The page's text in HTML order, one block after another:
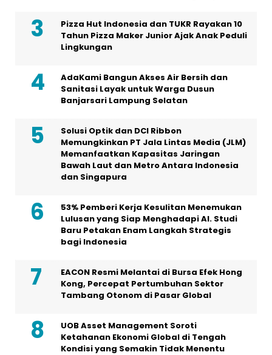
Pizza Hut Indonesia dan TUKR Rayakan 10
Tahun Pizza Maker Junior Ajak Anak Peduli
Lingkungan
AdaKami Bangun Akses Air Bersih dan
Sanitasi Layak untuk Warga Dusun
Banjarsari Lampung Selatan
Solusi Optik dan DCI Ribbon
Memungkinkan PT Jala Lintas Media (JLM)
Memanfaatkan Kapasitas Jaringan
Bawah Laut dan Metro Antara Indonesia
dan Singapura
53% Pemberi Kerja Kesulitan Menemukan
Lulusan yang Siap Menghadapi AI. Studi
Baru Petakan Enam Langkah Strategis
bagi Indonesia
EACON Resmi Melantai di Bursa Efek Hong
Kong, Percepat Pertumbuhan Sektor
Tambang Otonom di Pasar Global
UOB Asset Management Soroti
Ketahanan Ekonomi Global di Tengah
Kondisi yang Semakin Tidak Menentu